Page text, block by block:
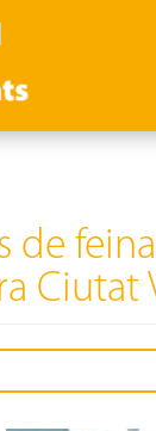
de
Ciutat